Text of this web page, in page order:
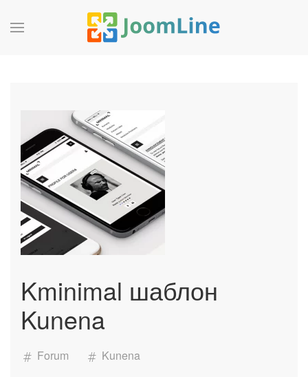
Kminimal шаблон
Kunena
Forum
Kunena